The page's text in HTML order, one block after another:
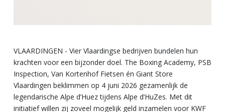
VLAARDINGEN - Vier Vlaardingse bedrijven bundelen hun
krachten voor een bijzonder doel. The Boxing Academy, PSB
Inspection, Van Kortenhof Fietsen én Giant Store
Vlaardingen beklimmen op 4 juni 2026 gezamenlijk de
legendarische Alpe d’Huez tijdens Alpe d’HuZes. Met dit
initiatief willen zij zoveel mogelijk geld inzamelen voor KWF